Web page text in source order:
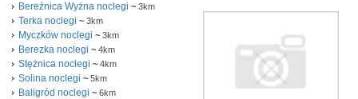
Bereźnica Wyżna noclegi ~ 3km
Terka noclegi ~ 3km
Myczków noclegi ~ 3km
Berezka noclegi ~ 4km
Stężnica noclegi ~ 4km
Solina noclegi ~ 5km
Baligród noclegi ~ 6km